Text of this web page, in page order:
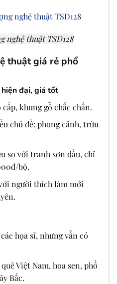
nghệ thuật TSD128
thuật giá rẻ phổ
hiện đại, giá tốt
khung gỗ chắc chắn.
chủ đề: phong cảnh, trừu
so với tranh sơn dầu, chỉ
bộ.
người thích làm mới
họa sĩ, nhưng vẫn có
Việt Nam, hoa sen, phố
Bắc.